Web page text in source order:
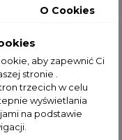
i
to gwarancja
sprawę, jak
palnika
naprawy, jak i
O Cookies
aby zapewnić Ci
stronie .
trzecich w celu
wyświetlania
na podstawie